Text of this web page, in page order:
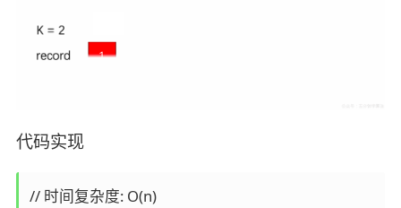
代码实现
// 时间复杂度: O(n)